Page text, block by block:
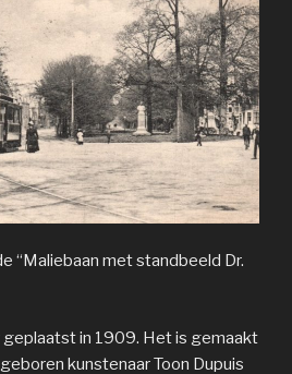
“Maliebaan met standbeeld Dr.
in 1909. Het is gemaakt
kunstenaar Toon Dupuis